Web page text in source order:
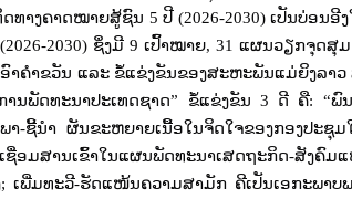
ດທາງຄາດໝາຍສູ້ຊົນ 5 ປີ (2026-2030) ເປັນບ່ອນອີ
2026-2030) ຊຶ່ງມີ9 ເປົ້າໝາຍ, 31 ແຜນວຽກຈຸດສຸ
ອົາຄຳຂວັນ ແລະ ຂໍ້ແຂ່ງຂັນຂອງສະຫະພັນແມ່ຍິງລາ
ນພັດທະນາປະເທດຊາດ” ຂໍ້ແຂ່ງຂັນ 3 ດີ ຄື: “ພົ
າ-ຊີ້ນໍາ ຜັນຂະຫຍາຍເນື້ອໃນຈິດໃຈຂອງກອງປະຊຸມ
ເຊື່ອມສານເຂົ້າໃນແຜນພັດທະນາເສດຖະກິດ-ສັງຄົມແ
; ເພີ່ມທະວີ-ຮັດແໜ້ນຄວາມສາມັກ ຄີເປັນເອກະພາ